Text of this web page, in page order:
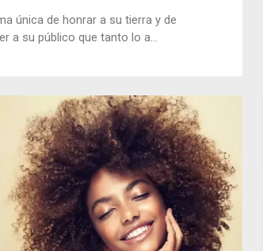
única de honrar a su tierra y de
a su público que tanto lo a...